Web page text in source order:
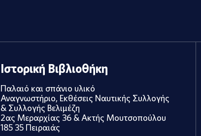
Ιστορική Βιβλιοθήκη
Παλαιό και σπάνιο υλικό
Αναγνωστήριο, Εκθέσεις Ναυτικής Συλλογής
& Συλλογής Βελιμέζη
2ας Μεραρχίας 36 & Ακτής Μουτσοπούλου
185 35 Πειραιάς